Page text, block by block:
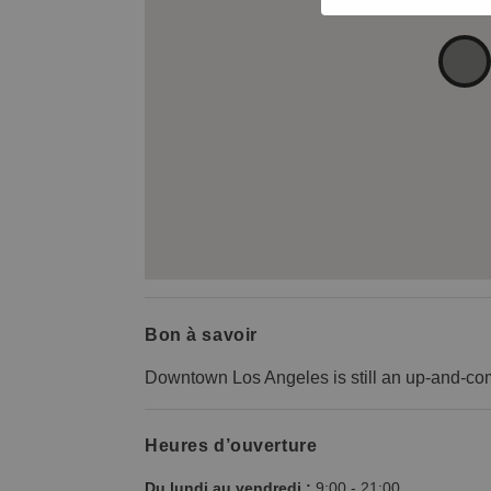
Bon à savoir
Downtown Los Angeles is still an up-and-
Heures d’ouverture